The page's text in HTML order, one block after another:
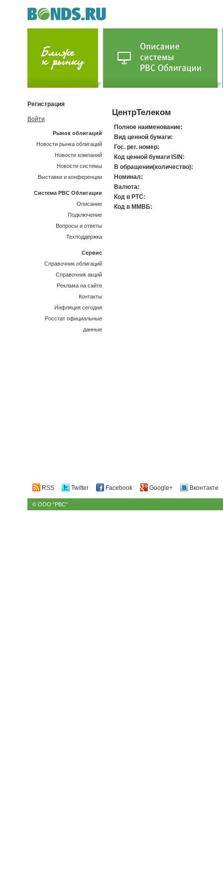
ЦентрТелеком
Полное наименование:
Вид ценной бумаги:
Гос. рег. номер:
Код ценной бумаги ISIN:
В обращении(количество):
Номинал:
Валюта:
Код в РТС:
Код в ММВБ:
Регистрация
Войти
Рынок облигаций
Новости рынка облигаций
Новости компаний
Новости системы
Выставки и конференции
Система РВС Облигации
Описание
Подключение
Вопросы и ответы
Техподдержка
Сервис
Справочник облигаций
Справочник акций
Реклама на сайте
Контакты
Инфляция сегодня
Росстат официальные
данные
RSS Twitter Facebook Google+ Вконтакте
© ООО "РВС"